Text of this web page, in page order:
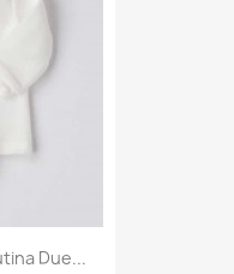
Due...